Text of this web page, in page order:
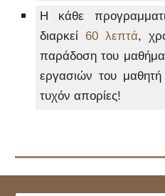
Η κάθε
διαρκεί 60 λεπτά,
παράδοση του
εργασιών του
τυχόν απορίες!